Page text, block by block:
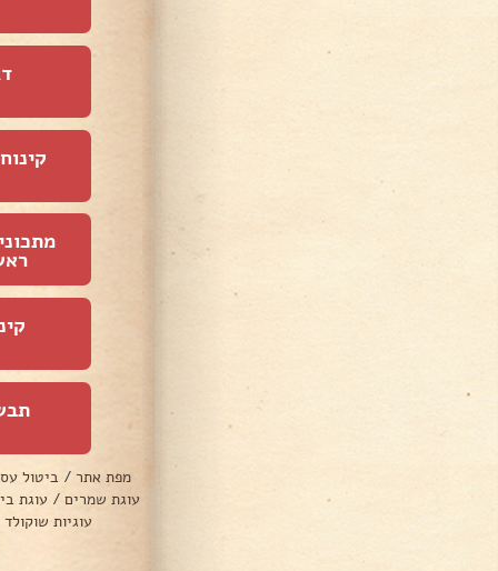
מפת אתר / ביטול
עוגת שמרים / עוגת
עוגיות